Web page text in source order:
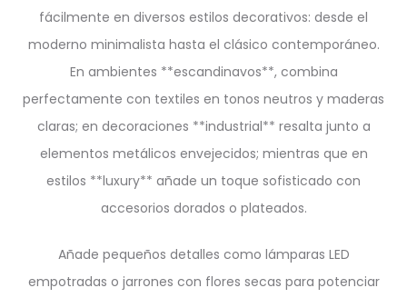
fácilmente en diversos estilos decorativos: desde el
moderno minimalista hasta el clásico contemporáneo.
En ambientes **escandinavos**, combina
perfectamente con textiles en tonos neutros y maderas
claras; en decoraciones **industrial** resalta junto a
elementos metálicos envejecidos; mientras que en
estilos **luxury** añade un toque sofisticado con
accesorios dorados o plateados.
Añade pequeños detalles como lámparas LED
empotradas o jarrones con flores secas para potenciar